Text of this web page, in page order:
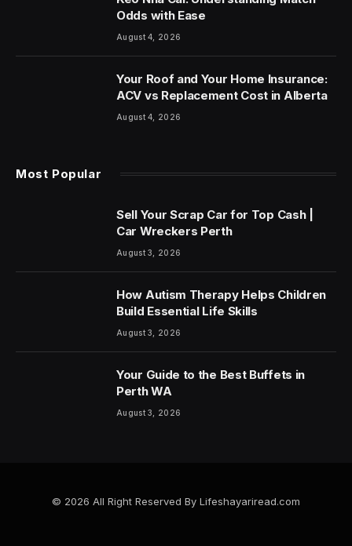
Odds with Ease
August 4, 2026
Your Roof and Your Home Insurance:
ACV vs Replacement Cost in Alberta
August 4, 2026
Most Popular
Sell Your Scrap Car for Top Cash |
Car Wreckers Perth
August 3, 2026
How Autism Therapy Helps Children
Build Essential Life Skills
August 3, 2026
Your Guide to the Best Buffets in
Perth WA
August 3, 2026
© 2026 All Right Reserved By Lifeshayariread.com